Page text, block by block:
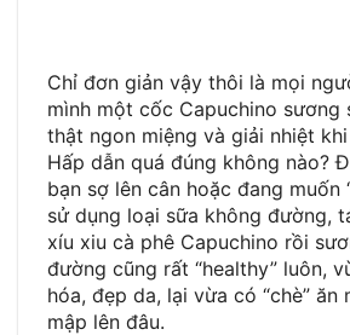
Chỉ đơn giản vậy thôi là mọi
mình một cốc Capuchino sương
thật ngon miệng và giải nhiệt
Hấp dẫn quá đúng không nào?
bạn sợ lên cân hoặc đang muốn
sử dụng loại sữa không đường,
xíu xiu cà phê Capuchino rồi
đường cũng rất “healthy” luôn,
hóa, đẹp da, lại vừa có “chè” ăn
mập lên đâu.